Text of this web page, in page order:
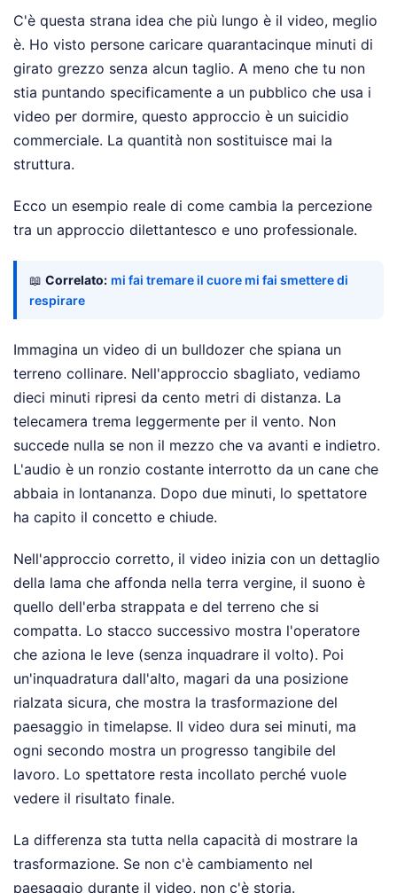
C'è questa strana idea che più lungo è il video, meglio
è. Ho visto persone caricare quarantacinque minuti di
girato grezzo senza alcun taglio. A meno che tu non
stia puntando specificamente a un pubblico che usa i
video per dormire, questo approccio è un suicidio
commerciale. La quantità non sostituisce mai la
struttura.
Ecco un esempio reale di come cambia la percezione
tra un approccio dilettantesco e uno professionale.
📖 Correlato: mi fai tremare il cuore mi fai smettere di
respirare
Immagina un video di un bulldozer che spiana un
terreno collinare. Nell'approccio sbagliato, vediamo
dieci minuti ripresi da cento metri di distanza. La
telecamera trema leggermente per il vento. Non
succede nulla se non il mezzo che va avanti e indietro.
L'audio è un ronzio costante interrotto da un cane che
abbaia in lontananza. Dopo due minuti, lo spettatore
ha capito il concetto e chiude.
Nell'approccio corretto, il video inizia con un dettaglio
della lama che affonda nella terra vergine, il suono è
quello dell'erba strappata e del terreno che si
compatta. Lo stacco successivo mostra l'operatore
che aziona le leve (senza inquadrare il volto). Poi
un'inquadratura dall'alto, magari da una posizione
rialzata sicura, che mostra la trasformazione del
paesaggio in timelapse. Il video dura sei minuti, ma
ogni secondo mostra un progresso tangibile del
lavoro. Lo spettatore resta incollato perché vuole
vedere il risultato finale.
La differenza sta tutta nella capacità di mostrare la
trasformazione. Se non c'è cambiamento nel
paesaggio durante il video, non c'è storia.